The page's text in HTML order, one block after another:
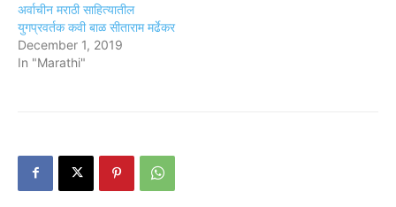
अर्वाचीन मराठी साहित्यातील
युगप्रवर्तक कवी बाळ सीताराम मर्ढेकर
December 1, 2019
In "Marathi"